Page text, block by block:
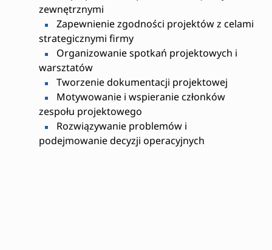
zewnętrznymi
Zapewnienie zgodności projektów z celami
strategicznymi firmy
Organizowanie spotkań projektowych i
warsztatów
Tworzenie dokumentacji projektowej
Motywowanie i wspieranie członków
zespołu projektowego
Rozwiązywanie problemów i
podejmowanie decyzji operacyjnych